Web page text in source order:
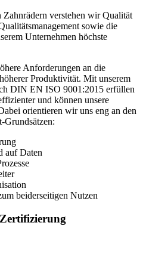
verstehen wir Qualität
sowie die
Unternehmen höchste
Anforderungen an die
Produktivität. Mit unserem
DIN EN ISO 9001:2015 erfüllen
und können unsere
orientieren wir uns eng an den
Grundsätzen:
auf Daten
beiderseitigen Nutzen